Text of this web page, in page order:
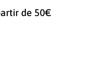
de 50€